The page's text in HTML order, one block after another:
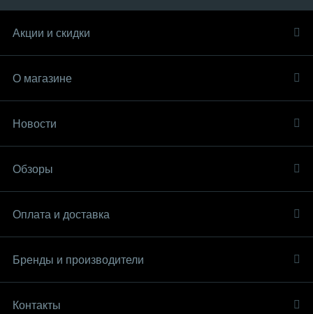
Акции и скидки
О магазине
Новости
Обзоры
Оплата и доставка
Бренды и производители
Контакты